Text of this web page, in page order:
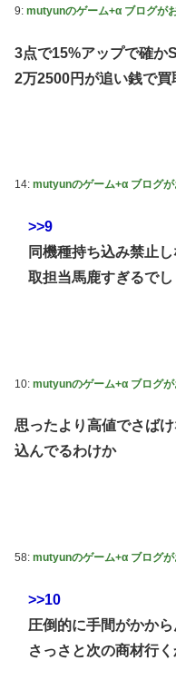
9: mutyunのゲーム+α ブログが
3点で15%アップで確か
2万2500円が追い銭で
14: mutyunのゲーム+α ブログが
>>9
同機種持ち込み禁止
取担当馬鹿すぎるでし
10: mutyunのゲーム+α ブログが
思ったより高値でさば
込んでるわけか
58: mutyunのゲーム+α ブログが
>>10
圧倒的に手間がかか
さっさと次の商材行